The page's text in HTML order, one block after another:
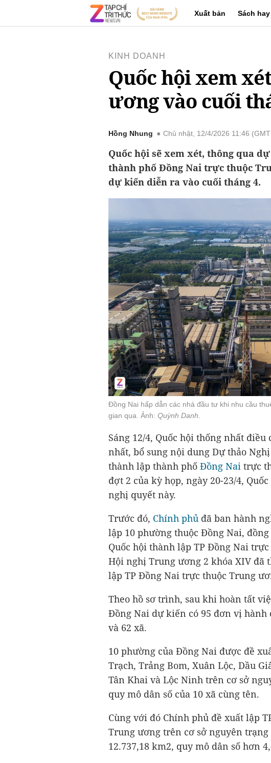
Xuất bản Sách hay
KINH DOANH
Quốc hội xem
ương vào cuối
Hồng Nhung Chủ nhật, 12/4/2026 11:46
Quốc hội sẽ xem xét, thông qua
thành phố Đồng Nai trực thuộc
dự kiến diễn ra vào cuối tháng 4.
Đồng Nai hấp dẫn các nhà đầu tư khi nhu cầu
gian qua. Ảnh: Quỳnh Danh
Sáng 12/4, Quốc hội thống nhất
nhất, bổ sung nội dung Dự thảo
thành lập thành phố Đồng Nai trực
đợt 2 của kỳ họp, ngày 20-23/4,
nghị quyết này.
Trước đó, Chính phủ đã ban hành
lập 10 phường thuộc Đồng Nai,
Quốc hội thành lập TP Đồng Nai
Hội nghị Trung ương 2 khóa XIV đã
lập TP Đồng Nai trực thuộc Trung
Theo hồ sơ trình, sau khi hoàn tất
Đồng Nai dự kiến có 95 đơn vị hành
và 62 xã.
10 phường của Đồng Nai được đề
Trạch, Trảng Bom, Xuân Lộc, Dầu
Tân Khai và Lộc Ninh trên cơ sở
quy mô dân số của 10 xã cùng tên.
Cùng với đó Chính phủ đề xuất lập
Trung ương trên cơ sở nguyên
12.737,18 km2, quy mô dân số hơn